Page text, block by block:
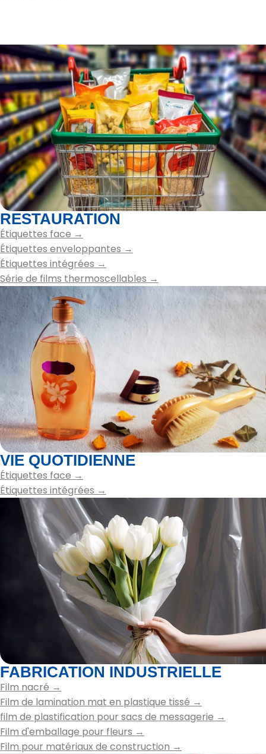
RESTAURATION
Étiquettes face →
Étiquettes enveloppantes →
Étiquettes intégrées →
Série de films thermoscellables →
VIE QUOTIDIENNE
Étiquettes face →
Étiquettes intégrées →
FABRICATION INDUSTRIELLE
Film nacré →
Film de lamination mat en plastique tissé →
film de plastification pour sacs de messagerie →
Film d'emballage pour fleurs →
Film pour matériaux de construction →